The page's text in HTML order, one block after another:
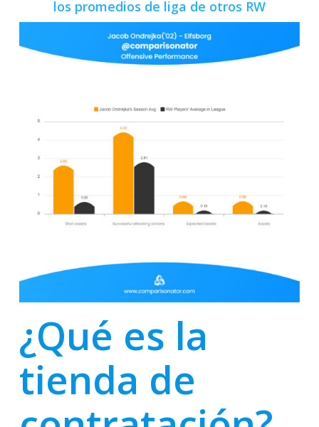
los promedios de liga de otros RW
¿Qué es la
tienda de